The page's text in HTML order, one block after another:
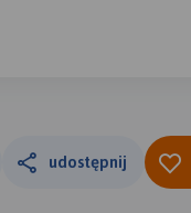
udostępnij